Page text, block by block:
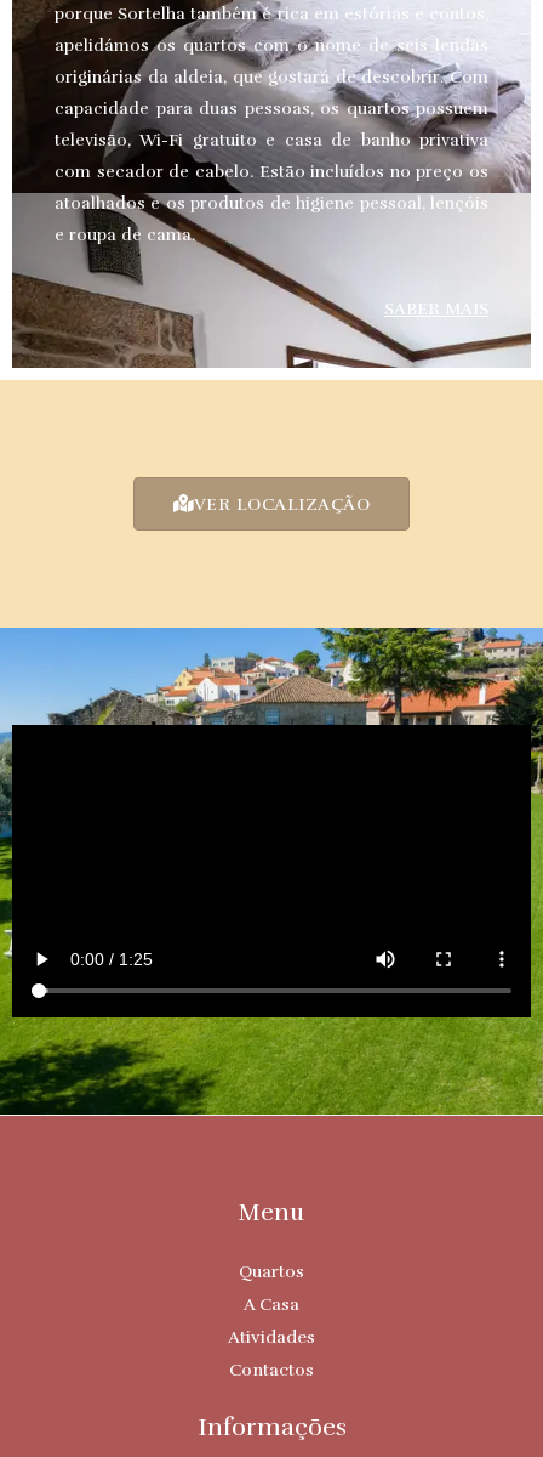
porque Sortelha também é rica em estórias e contos,
apelidámos os quartos com o nome de seis lendas
originárias da aldeia, que gostará de descobrir. Com
capacidade para duas pessoas, os quartos possuem
televisão, Wi-Fi gratuito e casa de banho privativa
com secador de cabelo. Estão incluídos no preço os
atoalhados e os produtos de higiene pessoal, lençóis
e roupa de cama.
SABER MAIS
VER LOCALIZAÇÃO
Menu
Quartos
A Casa
Atividades
Contactos
Informações